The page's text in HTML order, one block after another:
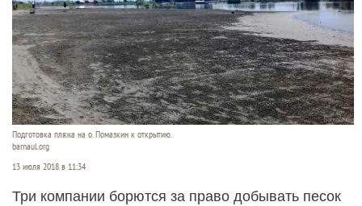
Подготовка пляжа на о. Помазкин к открытию.
barnaul.org
13 июля 2018 в 11:34
Три компании борются за право добывать песок